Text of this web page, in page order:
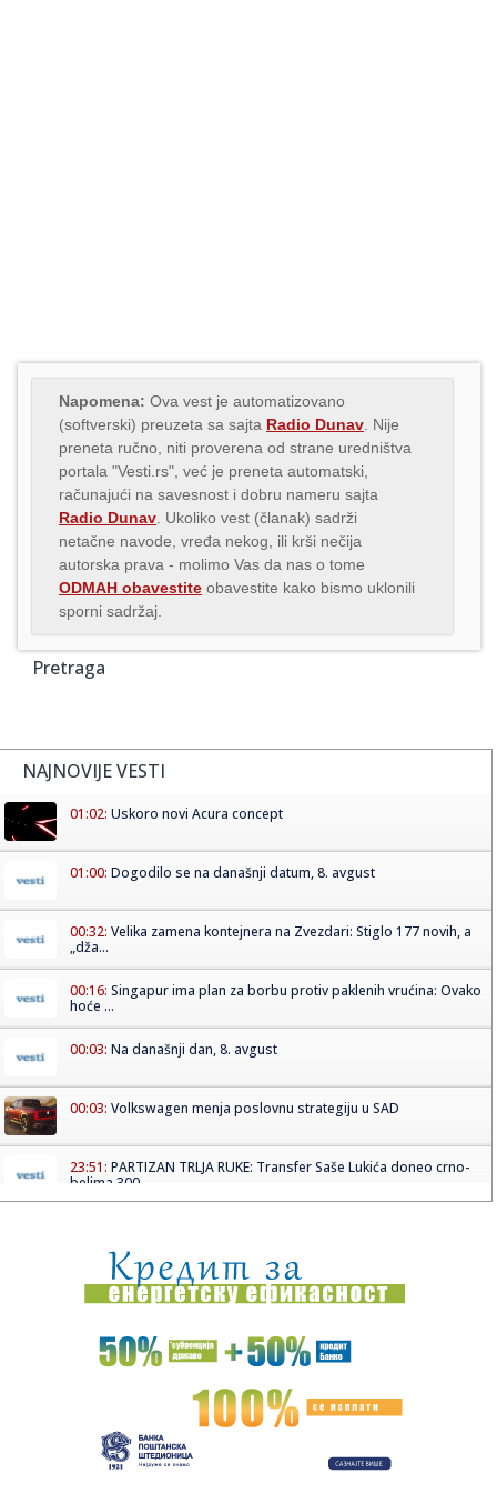
Napomena: Ova vest je automatizovano
(softverski) preuzeta sa sajta Radio Dunav . Nije
preneta ručno, niti proverena od strane uredništva
portala "Vesti.rs", već je preneta automatski,
računajući na savesnost i dobru nameru sajta
Radio Dunav . Ukoliko vest (članak) sadrži
netačne navode, vređa nekog, ili krši nečija
autorska prava - molimo Vas da nas o tome
ODMAH obavestite obavestite kako bismo uklonili
sporni sadržaj.
Pretraga
NAJNOVIJE VESTI
01:02: Uskoro novi Acura concept
01:00: Dogodilo se na današnji datum, 8. avgust
00:32: Velika zamena kontejnera na Zvezdari: Stiglo 177 novih, a
„dža...
00:16: Singapur ima plan za borbu protiv paklenih vrućina: Ovako
hoće ...
00:03: Na današnji dan, 8. avgust
00:03: Volkswagen menja poslovnu strategiju u SAD
23:51: PARTIZAN TRLJA RUKE: Transfer Saše Lukića doneo crno-
belima 300...
23:47:Srpkinje pronašle novčanik u Čanju, pa uradile nešto što je
23:46:Detalji drame na nemačkom aerodromu: Vozač nogom
izbacio dron s...
Kraj za Aleksandru i Anu: Eliminisane već na startu
23:35:"Nema lakih utakmica, ali mi smo Vojvodina"